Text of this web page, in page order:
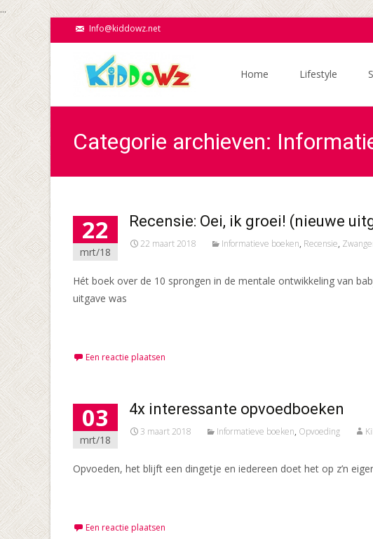
...
Info@kiddowz.net
naar
inhoud
Home Lifestyle
Categorie archieven:
22
mrt/18
Recensie: Oei, ik groei! (nieuwe
22 maart 2018 Informatieve boeken, Recensie,
Hét boek over de 10 sprongen in de mentale ontwikkeling van
uitgave was
Een reactie plaatsen
03
mrt/18
4x interessante opvoedboeken
3 maart 2018 Informatieve boeken, Opvoeding
Opvoeden, het blijft een dingetje en iedereen doet het op z’n
Een reactie plaatsen